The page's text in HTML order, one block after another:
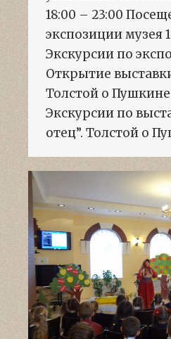
18:00 – 23:00
экспозиции музея
Экскурсии по
Открытие
Толстой о
Экскурсии по
отец”. Толстой о